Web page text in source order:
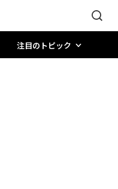
注目のトピック